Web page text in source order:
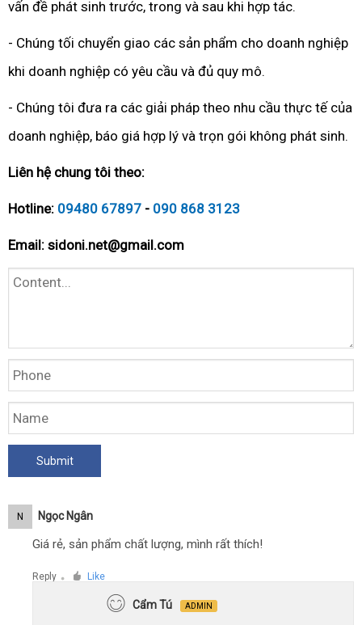
vấn đề phát sinh trước, trong và sau khi hợp tác.
- Chúng tối chuyển giao các sản phẩm cho doanh nghiệp
khi doanh nghiệp có yêu cầu và đủ quy mô.
- Chúng tôi đưa ra các giải pháp theo nhu cầu thực tế của
doanh nghiệp, báo giá hợp lý và trọn gói không phát sinh.
Liên hệ chung tôi theo:
Hotline: 09480 67897 - 090 868 3123
Email: sidoni.net@gmail.com
N Ngọc Ngân
Giá rẻ, sản phẩm chất lượng, mình rất thích!
Reply ● Like
Cẩm Tú ADMIN